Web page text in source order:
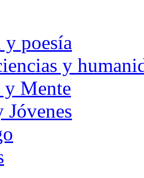
poesía
y
y Mente
Jóvenes